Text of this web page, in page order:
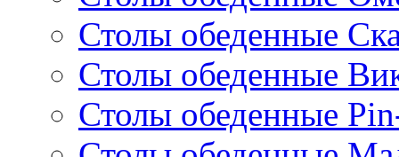
Столы обеденные
Столы обеденные
Столы обеденные